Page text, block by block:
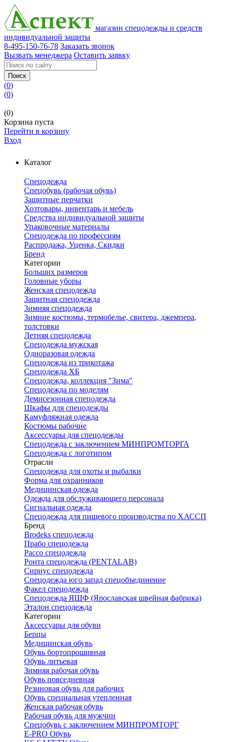
магазин спецодежды и средств
индивидуальной защиты
8-495-150-76-78 Заказать звонок
Вызвать менеджера Оставить заявку
Поиск
(0)
(0)
(0)
Корзина пуста
Перейти в корзину
Вход
Каталог
Спецодежда
Спецобувь (рабочая обувь)
Защитные перчатки
Хозтовары, инвентарь и мебель
Средства индивидуальной защиты
Упаковочные материалы
Спецодежда по профессиям
Распродажа, Уценка, Скидки
Бренд
Категории
Больших размеров
Головные уборы
Женская спецодежда
Защитная спецодежда
Зимняя спецодежда
Зимние костюмы, термобелье, свитера, джемпера,
толстовки
Летняя спецодежда
Спецодежда мужская
Одноразовая одежда
Спецодежда из трикотажа
Спецодежда ХБ
Спецодежда, коллекция "Зима"
Спецодежда по моделям
Демисезонная спецодежда
Шкафы для спецодежды
Камуфляжная одежда
Костюмы рабочие
Аксессуары для спецодежды
Спецодежда с заключением МИНПРОМТОРГА
Спецодежда с логотипом
Отрасли
Спецодежда для охоты и рыбалки
Форма для охранников
Медицинская одежда
Одежда для обслуживающего персонала
Сигнальная одежда
Спецодежда для пищевого производства по ХАССП
Бренд
Brodeks спецодежда
Прабо спецодежда
Рассо спецодежда
Ронта спецодежда (PENTALAB)
Сириус спецодежда
Спецодежда юго запад спецобъединение
Факел спецодежда
Спецодежда ЯШФ (Ярославская швейная фабрика)
Эталон спецодежда
Категории
Аксессуары для обуви
Берцы
Медицинская обувь
Обувь бортопрошивная
Обувь литьевая
Зимняя рабочая обувь
Обувь повседневная
Резиновая обувь для рабочих
Обувь специальная утепленная
Женская рабочая обувь
Рабочая обувь для мужчин
Спецобувь с заключением МИНПРОМТОРГ
E-PRO Обувь